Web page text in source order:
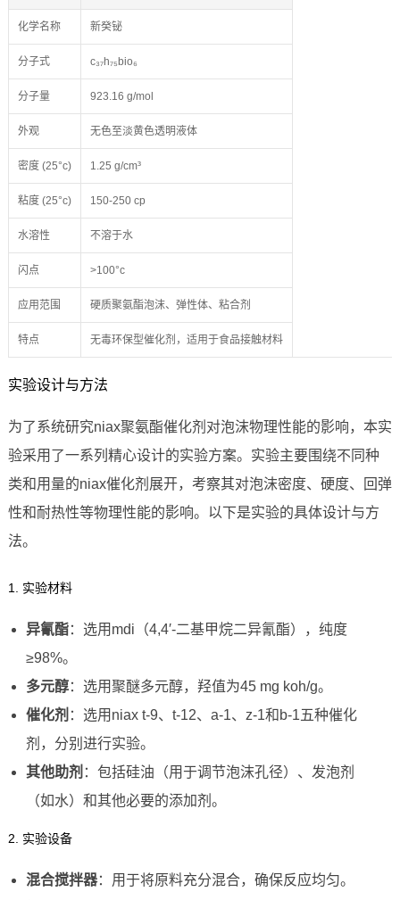
化学名称 新癸铋
分子式 c₃₇h₇₅bio₆
分子量 923.16 g/mol
外观 无色至淡黄色透明液体
密度 (25°c) 1.25 g/cm³
粘度 (25°c) 150-250 cp
水溶性 不溶于水
闪点 >100°c
应用范围 硬质聚氨酯泡沫、弹性体、粘合剂
特点 无毒环保型催化剂，适用于食品接触材料
实验设计与方法
为了系统研究niax聚氨酯催化剂对泡沫物理性能的影响，本实
验采用了一系列精心设计的实验方案。实验主要围绕不同种
类和用量的niax催化剂展开，考察其对泡沫密度、硬度、回弹
性和耐热性等物理性能的影响。以下是实验的具体设计与方
法。
1. 实验材料
异氰酯：选用mdi（4,4′-二基甲烷二异氰酯），纯度
≥98%。
多元醇：选用聚醚多元醇，羟值为45 mg koh/g。
催化剂 ：选用niax t-9、t-12、a-1、z-1和b-1五种催化
剂，分别进行实验。
其他助剂 ：包括硅油（用于调节泡沫孔径）、发泡剂
（如水）和其他必要的添加剂。
2. 实验设备
混合搅拌器：用于将原料充分混合，确保反应均匀。